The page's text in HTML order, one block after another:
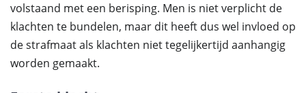
volstaand met een berisping. Men is niet verplicht de
klachten te bundelen, maar dit heeft dus wel invloed op
de strafmaat als klachten niet tegelijkertijd aanhangig
worden gemaakt.